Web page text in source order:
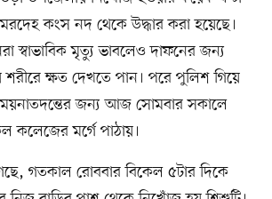
কংস নদ থেকে উদ্ধার করা হয়েছে।
স্বাভাবিক মৃত্যু ভাবলেও দাফনের জন্য
ক্ষত দেখতে পান। পরে পুলিশ গিয়ে
জন্য আজ সোমবার সকালে
কলেজের মর্গে পাঠায়।
গতকাল রোববার বিকেল ৫টার দিকে